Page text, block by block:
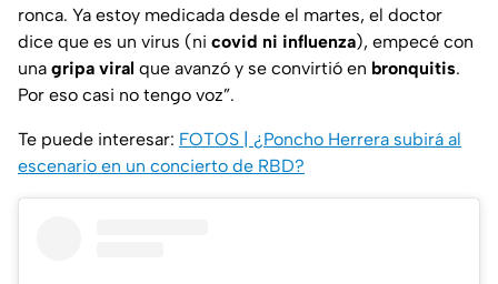
ronca. Ya estoy medicada desde el martes, el doctor
dice que es un virus (ni covid ni influenza), empecé con
una gripa viral que avanzó y se convirtió en bronquitis.
Por eso casi no tengo voz”.
Te puede interesar: FOTOS | ¿Poncho Herrera subirá al
escenario en un concierto de RBD?